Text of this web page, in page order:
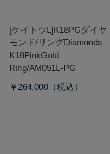
[ケイトウL]K18PGダイヤ
モンド/リングDiamonds
K18PinkGold
Ring/AM051L-PG
￥264,000